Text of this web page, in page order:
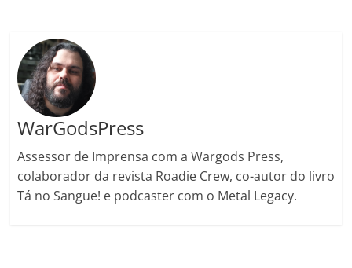
WarGodsPress
Assessor de Imprensa com a Wargods Press,
colaborador da revista Roadie Crew, co-autor do livro
Tá no Sangue! e podcaster com o Metal Legacy.